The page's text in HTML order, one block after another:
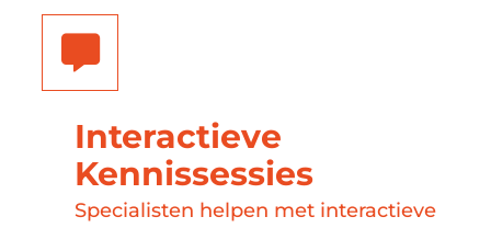
Interactieve
Kennissessies
Specialisten helpen met interactieve